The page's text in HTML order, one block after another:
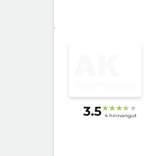
3.5 4 hinnangut